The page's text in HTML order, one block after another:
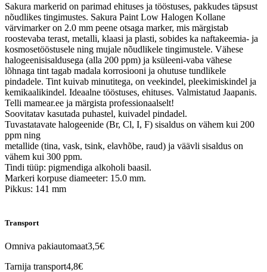
Sakura markerid on parimad ehituses ja tööstuses, pakkudes täpsust
nõudlikes tingimustes. Sakura Paint Low Halogen Kollane
värvimarker on 2.0 mm peene otsaga marker, mis märgistab
roostevaba terast, metalli, klaasi ja plasti, sobides ka naftakeemia- ja
kosmosetööstusele ning mujale nõudlikele tingimustele. Vähese
halogeenisisaldusega (alla 200 ppm) ja ksüleeni-vaba vähese
lõhnaga tint tagab madala korrosiooni ja ohutuse tundlikele
pindadele. Tint kuivab minutitega, on veekindel, pleekimiskindel ja
kemikaalikindel. Ideaalne tööstuses, ehituses. Valmistatud Jaapanis.
Telli mamear.ee ja märgista professionaalselt!
Soovitatav kasutada puhastel, kuivadel pindadel.
Tuvastatavate halogeenide (Br, Cl, I, F) sisaldus on vähem kui 200
ppm ning
metallide (tina, vask, tsink, elavhõbe, raud) ja väävli sisaldus on
vähem kui 300 ppm.
Tindi tüüp: pigmendiga alkoholi baasil.
Markeri korpuse diameeter: 15.0 mm.
Pikkus: 141 mm
Transport
Omniva pakiautomaat3,5€
Tarnija transport4,8€